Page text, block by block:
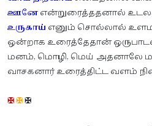
ஊனேஎன்றுரைத்ததனால்
உருகாய் எனும் சொல்லால்
ஒன்றாக உரைத்தேதான்
மனம், மொழி, மெய் அதனாலே
வாசகனார் உரைத்திட்ட வளம்
✠✠✠